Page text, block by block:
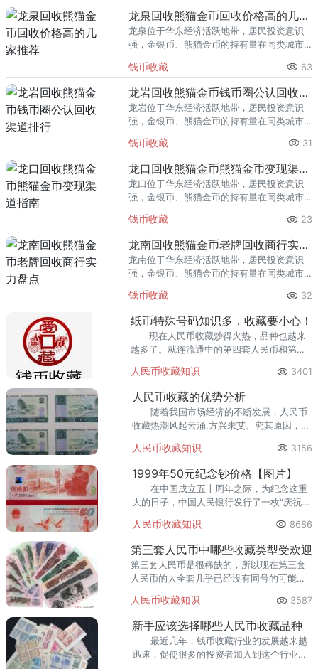
回收渠道里，能精准识别版别溢
龙泉回收熊猫金币回收价格高的几家推荐
龙泉位于华东经济活跃地带，居民投资意识
强，金银币、熊猫金币的持有量在同类城市
熊猫金币的需求就明显升温，但鱼龙混杂的
回收渠道里，能精准识别版别溢
钱币收藏 63
龙岩回收熊猫金币钱币圈公认回收渠道排行
龙岩位于华东经济活跃地带，居民投资意识
强，金银币、熊猫金币的持有量在同类城市
熊猫金币的需求就明显升温，但鱼龙混杂的
回收渠道里，能精准识别版别溢
钱币收藏 31
龙口回收熊猫金币熊猫金币变现渠道指南
龙口位于华东经济活跃地带，居民投资意识
强，金银币、熊猫金币的持有量在同类城市
熊猫金币的需求就明显升温，但鱼龙混杂的
回收渠道里，能精准识别版别溢
钱币收藏 23
龙南回收熊猫金币老牌回收商行实力盘点
龙南位于华东经济活跃地带，居民投资意识
强，金银币、熊猫金币的持有量在同类城市
熊猫金币的需求就明显升温，但鱼龙混杂的
回收渠道里，能精准识别版别溢
钱币收藏 32
纸币特殊号码知识多，收藏要小心！
现在人民币收藏炒得火热，品种也越来
越多了。就连流通中的第四套人民币和第五
币外。
人民币收藏知识 3401
人民币收藏的优势分析
随着我国市场经济的不断发展，人民币
收藏热潮风起云涌,方兴未艾。究其原因，人
人民币收藏知识 3156
1999年50元纪念钞价格【图片】
在中国成立五十周年之际，为纪念这重
大的日子，中国人民银行发行了一枚“庆祝中
量发行6000万。
人民币收藏知识 8686
第三套人民币中哪些收藏类型受欢迎
第三套人民币是很稀缺的，所以现在第三套
人民币的大全套几乎已经没有同号的可能性
是三同号。
人民币收藏知识 3587
新手应该选择哪些人民币收藏品种
最近几年，钱币收藏行业的发展越来越
迅速，促使很多的投资者加入到这个行业